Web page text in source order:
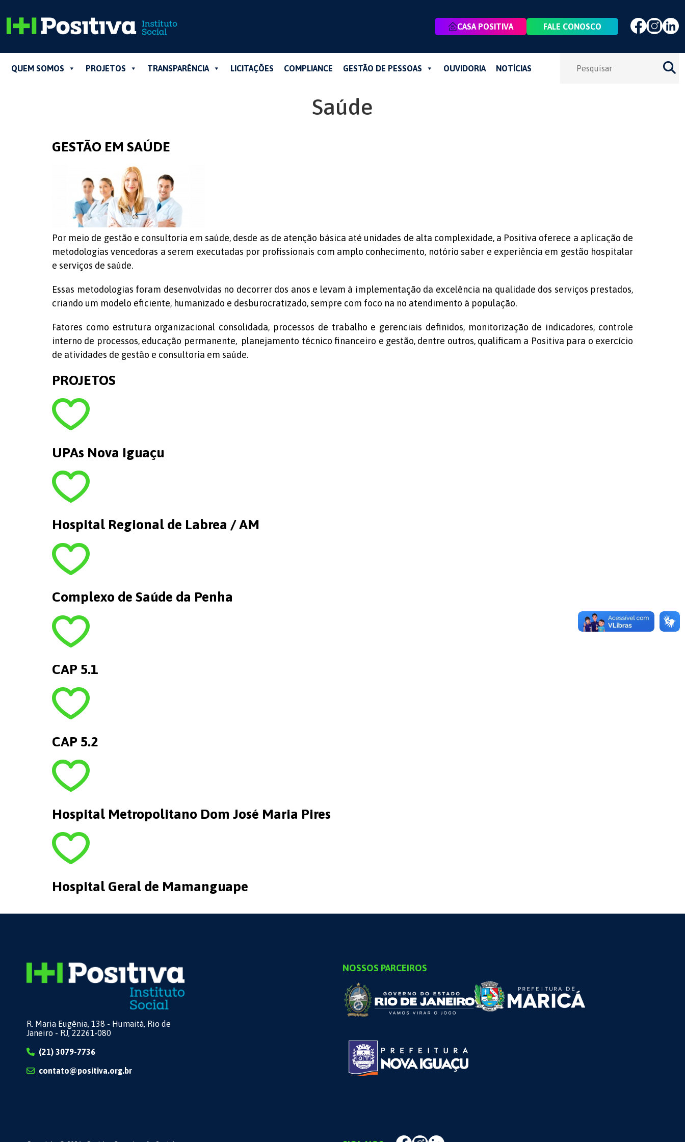
CASA POSITIVA FALE CONOSCO
QUEM SOMOS PROJETOS TRANSPARÊNCIA LICITAÇÕES COMPLIANCE GESTÃO DE PESSOAS OUVIDORIA NOTÍCIAS
Saúde
GESTÃO EM SAÚDE
Por meio de gestão e consultoria em saúde, desde as de atenção básica até unidades de alta complexidade, a Positiva oferece a aplicação de
metodologias vencedoras a serem executadas por profissionais com amplo conhecimento, notório saber e experiência em gestão hospitalar
e serviços de saúde.
Essas metodologias foram desenvolvidas no decorrer dos anos e levam à implementação da excelência na qualidade dos serviços prestados,
criando um modelo eficiente, humanizado e desburocratizado, sempre com foco na no atendimento à população.
Fatores como estrutura organizacional consolidada, processos de trabalho e gerenciais definidos, monitorização de indicadores, controle
interno de processos, educação permanente, planejamento técnico financeiro e gestão, dentre outros, qualificam a Positiva para o exercício
de atividades de gestão e consultoria em saúde.
PROJETOS
UPAs Nova Iguaçu
Hospital Regional de Labrea / AM
Complexo de Saúde da Penha
CAP 5.1
CAP 5.2
Hospital Metropolitano Dom José Maria Pires
Hospital Geral de Mamanguape
R. Maria Eugênia, 138 - Humaitá, Rio de
Janeiro - RJ, 22261-080
(21) 3079-7736
contato@positiva.org.br
NOSSOS PARCEIROS